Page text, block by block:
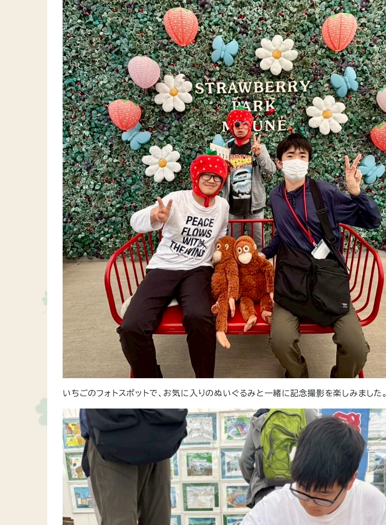
いちごのフォトスポットで、お気に入りのぬいぐるみと一緒に記念撮影を楽しみました。